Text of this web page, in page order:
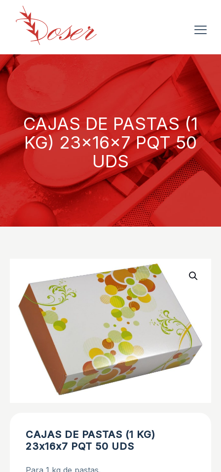
CAJAS DE PASTAS (1
KG) 23x16x7 PQT 50
UDS
CAJAS DE PASTAS (1 KG)
23x16x7 PQT 50 UDS